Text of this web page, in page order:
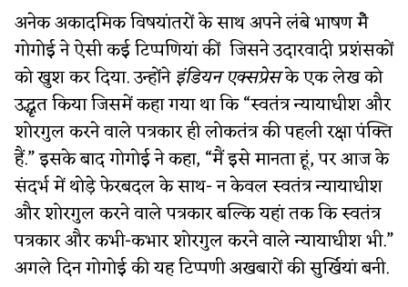
अनेक अकादमिक विषयांतरों के साथ अपने लंबे भाषण मेँ
गोगोई ने ऐसी कई टिप्पणियां कीं जिसने उदारवादी प्रशंसकों
को खुश कर दिया. उन्होंनेइंडियन एक्सप्रेसके एक लेख को
उद्धृत किया जिसमें कहा गया था कि “स्वतंत्र न्यायाधीश और
शोरगुल करने वाले पत्रकार ही लोकतंत्र की पहली रक्षा पंक्ति
हैं.” इसके बाद गोगोई ने कहा, “मैं इसे मानता हूं, पर आज के
संदर्भ में थोड़े फेरबदल के साथ- न केवल स्वतंत्र न्यायाधीश
और शोरगुल करने वाले पत्रकार बल्कि यहां तक कि स्वतंत्र
पत्रकार और कभी-कभार शोरगुल करने वाले न्यायाधीश भी.”
अगले दिन गोगोई की यह टिप्पणी अखबारों की सुर्खियां बनी.